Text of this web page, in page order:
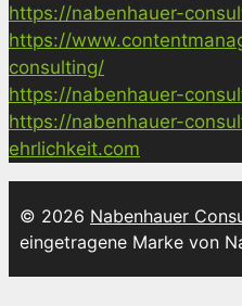
https://nabenhauer-
https://
consulting/
https://nabenhauer-
https://nabenhauer-
ehrlichkeit.com
© 2026 Nabenhauer
eingetragene Marke von